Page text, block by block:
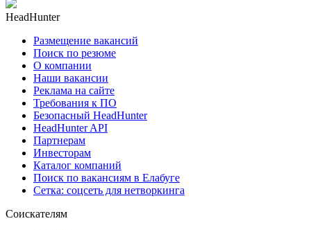
HeadHunter
Размещение вакансий
Поиск по резюме
О компании
Наши вакансии
Реклама на сайте
Требования к ПО
Безопасный HeadHunter
HeadHunter API
Партнерам
Инвесторам
Каталог компаний
Поиск по вакансиям в Елабуге
Сетка: соцсеть для нетворкинга
Соискателям